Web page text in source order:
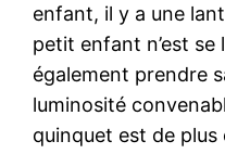
enfant, il y a une
petit enfant n’est se
également prendre
luminosité
quinquet est de plus